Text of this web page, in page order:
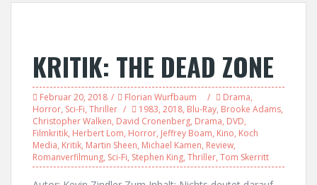
KRITIK: THE DEAD ZONE
Februar 20, 2018 Florian Wurfbaum Drama,
Horror, Sci-Fi, Thriller 1983, 2018, Blu-Ray, Brooke Adams,
Christopher Walken, David Cronenberg, Drama, DVD,
Filmkritik, Herbert Lom, Horror, Jeffrey Boam, Kino, Koch
Media, Kritik, Martin Sheen, Michael Kamen, Review,
Romanverfilmung, Sci-Fi, Stephen King, Thriller, Tom Skerritt